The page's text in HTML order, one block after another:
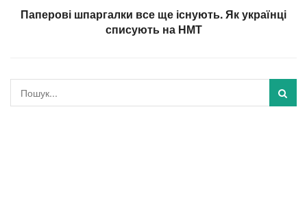
Паперові шпаргалки все ще існують. Як українці
списують на НМТ